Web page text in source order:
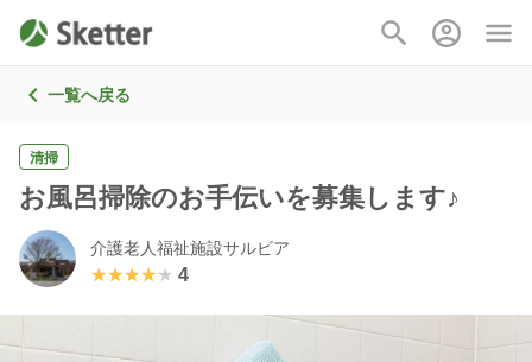
一覧へ戻る
清掃
お風呂掃除のお手伝いを募集します♪
介護老人福祉施設サルビア
★★★★★
★★★★★ 4